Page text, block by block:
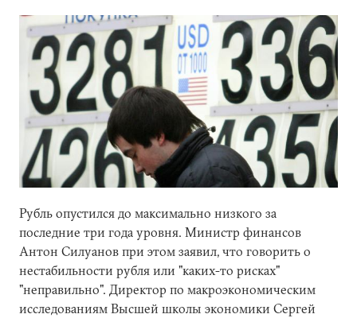
Рубль опустился до максимально низкого за
последние три года уровня. Министр финансов
Антон Силуанов при этом заявил, что говорить о
нестабильности рубля или "каких-то рисках"
"неправильно". Директор по макроэкономическим
исследованиям Высшей школы экономики Сергей